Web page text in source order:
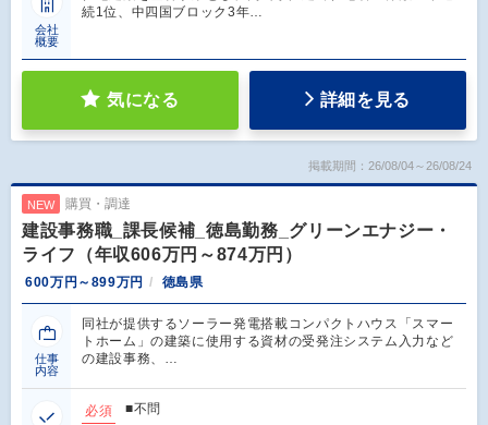
会社
概要
続1位、中四国ブロック3年…
気になる 詳細を見る
掲載期間：26/08/04～26/08/24
NEW 購買・調達
建設事務職_課長候補_徳島勤務_グリーンエナジー・
ライフ（年収606万円～874万円）
600万円～899万円 徳島県
仕事
内容
同社が提供するソーラー発電搭載コンパクトハウス「スマー
トホーム」の建築に使用する資材の受発注システム入力など
の建設事務、…
必須
■不問